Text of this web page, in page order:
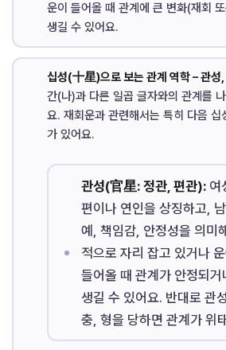
운이 들어올 때 관계에 큰 변화(재회
생길 수 있어요.
십성(十星)으로 보는 관계 역학 – 관성
간(나)과 다른 일곱 글자와의 관계를
요. 재회운과 관련해서는 특히 다음 십
가 있어요.
관성(官星: 정관, 편관): 여
편이나 연인을 상징하고,
예, 책임감, 안정성을 의미
적으로 자리 잡고 있거나
들어올 때 관계가 안정되
생길 수 있어요. 반대로 관
충, 형을 당하면 관계가 위